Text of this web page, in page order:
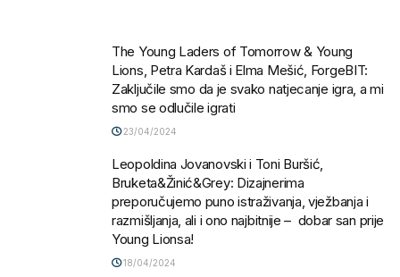
The Young Laders of Tomorrow & Young
Lions, Petra Kardaš i Elma Mešić, ForgeBIT:
Zaključile smo da je svako natjecanje igra, a mi
smo se odlučile igrati
23/04/2024
Leopoldina Jovanovski i Toni Buršić,
Bruketa&Žinić&Grey: Dizajnerima
preporučujemo puno istraživanja, vježbanja i
razmišljanja, ali i ono najbitnije – dobar san prije
Young Lionsa!
18/04/2024